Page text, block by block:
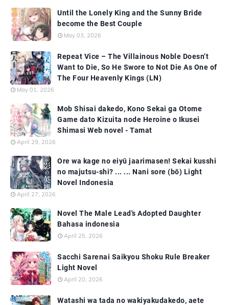
Until the Lonely King and the Sunny Bride
become the Best Couple
May 03, 2026
Repeat Vice – The Villainous Noble Doesn’t
Want to Die, So He Swore to Not Die As One of
The Four Heavenly Kings (LN)
May 01, 2026
Mob Shisai dakedo, Kono Sekai ga Otome
Game dato Kizuita node Heroine o Ikusei
Shimasi Web novel - Tamat
April 29, 2026
Ore wa kage no eiyū jaarimasen! Sekai kusshi
no majutsu-shi? ... ... Nani sore (bō) Light
Novel Indonesia
April 27, 2026
Novel The Male Lead's Adopted Daughter
Bahasa indonesia
April 25, 2026
Sacchi Sarenai Saikyou Shoku Rule Breaker
Light Novel
April 20, 2026
Watashi wa tada no wakiyakudakedo, aete